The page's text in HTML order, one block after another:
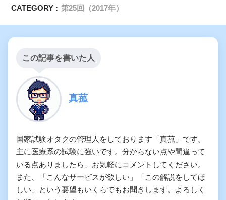
CATEGORY : 第25回（2017年）
この記事を書いた人
真菰
国家試験オタクの管理人をしております「真菰」です。
主に医療系の試験に強いです。分からない点や間違って
いる点ありましたら、お気軽にコメントしてください。
また、「こんなサービスが欲しい」「この解説をしてほ
しい」という要望もいくらでもお聞きします。よろしく